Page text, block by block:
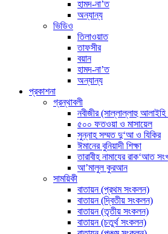
হামদ-না’ত
অন্যান্য
ভিডিও
তিলাওয়াত
তাফসীর
বয়ান
হামদ-না’ত
অন্যান্য
প্রকাশনা
গ্রন্থাবলী
নবীজীর (সাল্লাল্লাহু
৫০০ ফতওয়া ও মাসায়েল
সুন্নাহ সম্মত দু‘আ ও যিকির
ঈমানের বুনিয়াদী শিক্ষা
তারাবীহ নামাযের রাক‘আত
আ’মালুল কুরআন
সাময়িকী
বাতায়ন (প্রথম সংকলন)
বাতায়ন (দ্বিতীয় সংকলন)
বাতায়ন (তৃতীয় সংকলন)
বাতায়ন (চতুর্থ সংকলন)